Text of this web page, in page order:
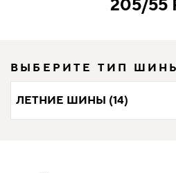
205/55
ВЫБЕРИТЕ ТИП
ЛЕТНИЕ ШИНЫ (14)